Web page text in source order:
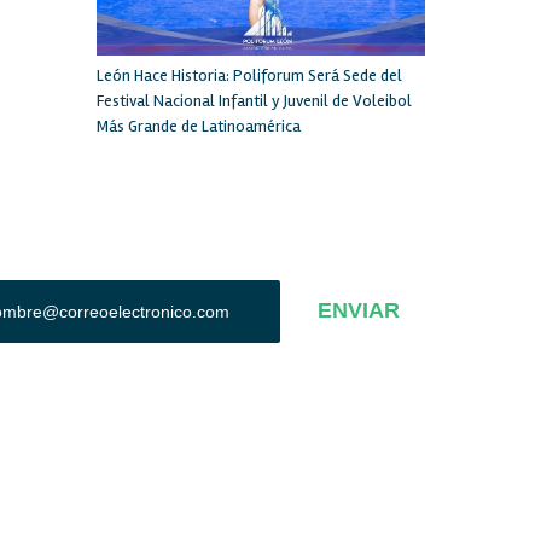
León Hace Historia: Poliforum Será Sede del
Festival Nacional Infantil y Juvenil de Voleibol
Más Grande de Latinoamérica
ENVIAR